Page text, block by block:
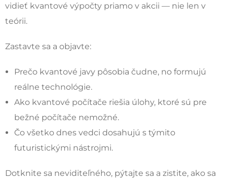
vidieť kvantové výpočty priamo v akcii — nie len v
teórii.
Zastavte sa a objavte:
Prečo kvantové javy pôsobia čudne, no formujú
reálne technológie.
Ako kvantové počítače riešia úlohy, ktoré sú pre
bežné počítače nemožné.
Čo všetko dnes vedci dosahujú s týmito
futuristickými nástrojmi.
Dotknite sa neviditeľného, pýtajte sa a zistite, ako sa